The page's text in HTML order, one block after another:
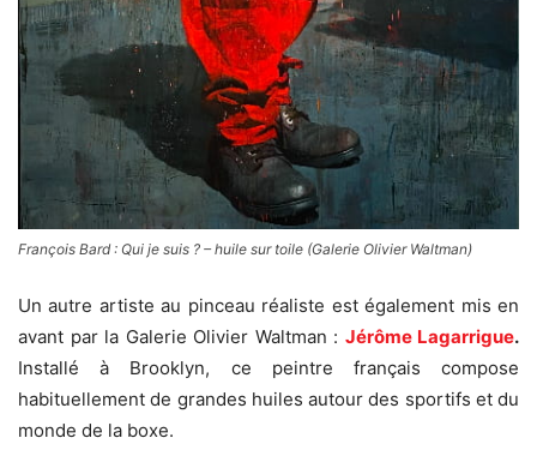
François Bard : Qui je suis ? – huile sur toile (Galerie Olivier Waltman)
Un autre artiste au pinceau réaliste est également mis en
avant par la Galerie Olivier Waltman : Jérôme Lagarrigue.
Installé à Brooklyn, ce peintre français compose
habituellement de grandes huiles autour des sportifs et du
monde de la boxe.